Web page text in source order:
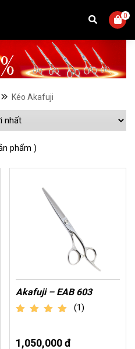
0
Kéo Akafuji
phẩm )
Akafuji – EAB 603
(1)
1,050,000 đ